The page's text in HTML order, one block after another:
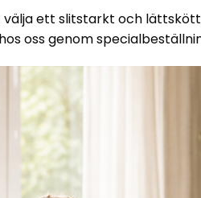
ett slitstarkt och
oss genom